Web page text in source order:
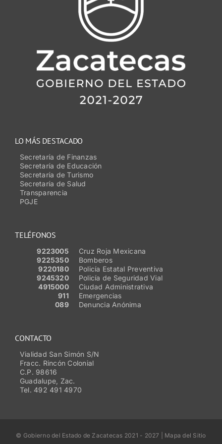
TELÉFONOS
9223005
Cruz Roja Mexicana
9225350
Bomberos
9220180
Policía Estatal Preventiva
9245320
Policía de Seguridad Vial
4915000
Ciudad Administrativa
911
Emergencias
089
Denuncia Anónima
LO MÁS DESTACADO
Secretaría de Finanzas
Secretaría de Educación
Secretaría de Turismo
Secretaría de Salud
Transparencia
PGJE
CONTACTO
Vialidad San Simón S/N
Fracc. Rincón Colonial
C.P. 98616
Guadalupe, Zac.
Tel. 492 491 4970
© Gobierno del Estado de Zacatecas 2021 - 2027 | Mapa del Sitio